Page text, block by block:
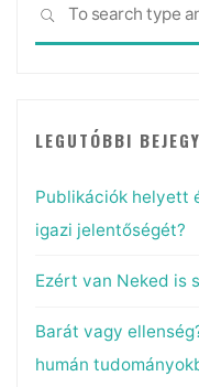
SEARCH
LEGUTÓBBI
Publikációk helyett
igazi jelentőségét?
Ezért van Neked is
Barát vagy
humán